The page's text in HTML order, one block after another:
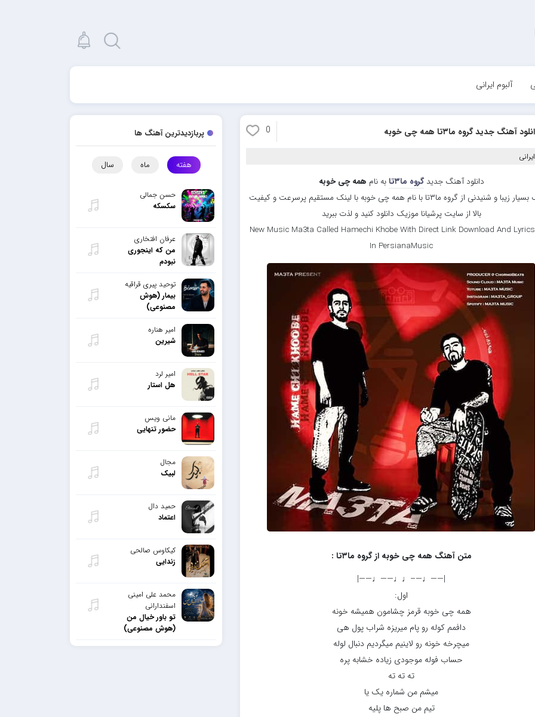
آلبوم ایرانی
آهنگ جدید گروه ما۳تا همه چی خوبه 0
دانلود آهنگ جدیدگروه ما۳تا به نام همه چی خوبه
موزیک بسیار زیبا و شنیدنی از گروه ما۳تا با نام همه چی خوبه با لینک مستقیم پرسرعت و کیفیت
بالا از سایت پرشیانا موزیک دانلود کنید و لذت ببرید
New Music Ma3ta Called Hamechi Khobe With Direct Link Download And
In PersianaMusic
متن آهنگ همه چی خوبه از گروه ما۳تا :
|——♩—–♩♩——♩——|
اول:
همه چی خوبه قرمز چشامون همیشه خونه
دافمم کوله رو پام میریزه شراب پول هی
میچرخه خونه رو لاینیم میگردیم دنبال لوله
حساب فوله موجودی زیاده خشابه پره
ته ته ته
میشم من شماره یک یا
تیم من صبح ها پلیه
پربازدیدترین آهنگ ها
هفته ماه سال
حسن جمالی
سکسکه
عرفان افتخاری
من که اینجوری
نبودم
توحید پیری قراقیه
بیمار (هوش
مصنوعی)
امیر هناره
شیرین
امیر لرد
هل استار
مانی ویس
حضور تنهایی
مجال
لبیک
حمید دال
اعتماد
کیکاوس صالحی
زندایی
محمد علی امینی
اسفندارانی
تو باور خیال من
(هوش مصنوعی)